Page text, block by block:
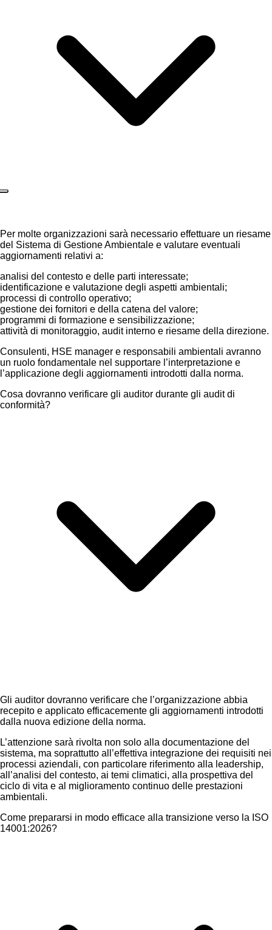
Per molte organizzazioni sarà necessario effettuare un riesame
del Sistema di Gestione Ambientale e valutare eventuali
aggiornamenti relativi a:
analisi del contesto e delle parti interessate;
identificazione e valutazione degli aspetti ambientali;
processi di controllo operativo;
gestione dei fornitori e della catena del valore;
programmi di formazione e sensibilizzazione;
attività di monitoraggio, audit interno e riesame della direzione.
Consulenti, HSE manager e responsabili ambientali avranno
un ruolo fondamentale nel supportare l’interpretazione e
l’applicazione degli aggiornamenti introdotti dalla norma.
Cosa dovranno verificare gli auditor durante gli audit di
conformità?
Gli auditor dovranno verificare che l’organizzazione abbia
recepito e applicato efficacemente gli aggiornamenti introdotti
dalla nuova edizione della norma.
L’attenzione sarà rivolta non solo alla documentazione del
sistema, ma soprattutto all’effettiva integrazione dei requisiti nei
processi aziendali, con particolare riferimento alla leadership,
all’analisi del contesto, ai temi climatici, alla prospettiva del
ciclo di vita e al miglioramento continuo delle prestazioni
ambientali.
Come prepararsi in modo efficace alla transizione verso la ISO
14001:2026?